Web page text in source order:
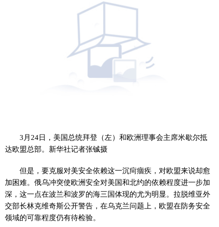
3月24日，美国总统拜登（左）和欧洲理事会主席米歇尔抵
达欧盟总部。新华社记者张铖摄
但是，要克服对美安全依赖这一沉疴痼疾，对欧盟来说却愈
加困难。俄乌冲突使欧洲安全对美国和北约的依赖程度进一步加
深，这一点在波兰和波罗的海三国体现的尤为明显。拉脱维亚外
交部长林克维奇斯公开警告，在乌克兰问题上，欧盟在防务安全
领域的可靠程度仍有待检验。